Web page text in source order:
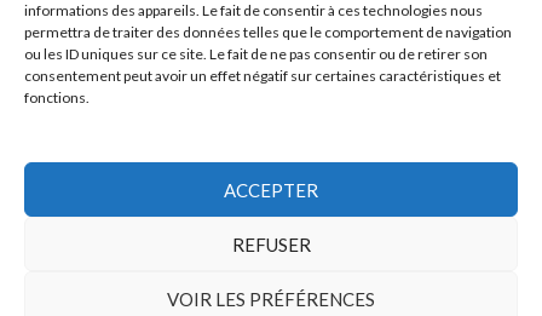
informations des appareils. Le fait de consentir à ces technologies nous
permettra de traiter des données telles que le comportement de navigation
ou les ID uniques sur ce site. Le fait de ne pas consentir ou de retirer son
consentement peut avoir un effet négatif sur certaines caractéristiques et
fonctions.
ACCEPTER
REFUSER
VOIR LES PRÉFÉRENCES
Réseaux sociaux
© Mars 2006-Août 2026